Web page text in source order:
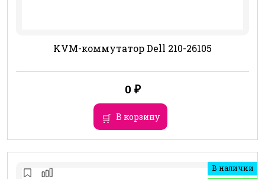
KVM-коммутатор Dell 210-26105
0 ₽
В корзину
В наличии